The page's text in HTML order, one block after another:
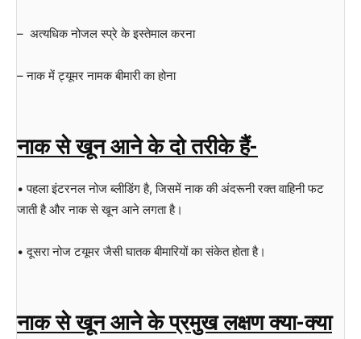
– अत्यधिक नोजल स्प्रे के इस्तेमाल करना
– नाक में ट्यूमर नामक बीमारी का होना
नाक से खून आने के दो तरीके हैं-
• पहला इंटरनल नोज ब्लीडिंग है, जिसमें नाक की अंदरूनी रक्त वाहिनी फट
जाती है और नाक से खून आने लगता है।
• दूसरा नोज टयूमर जैसी घातक बीमारियों का संकेत होता है।
नाक से खून आने के प्रमुख लक्षण क्या-क्या